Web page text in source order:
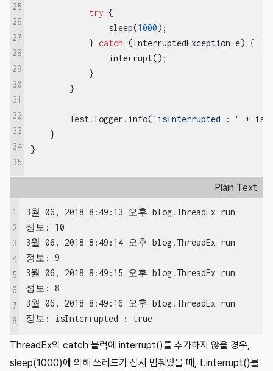
25
26
27
28
29
30
31
32
33
34
35
try {
                sleep(
1000);
            }
catch (InterruptedException e) {
                interrupt();
            }
        }
        Test.logger.info(
"isInterrupted : "
+
    }
}
Plain Text
1
2
3
4
5
6
7
8
3월 06, 2018 8:49:13 오후 blog.ThreadEx run
정보: 10
3월 06, 2018 8:49:14 오후 blog.ThreadEx run
정보: 9
3월 06, 2018 8:49:15 오후 blog.ThreadEx run
정보: 8
3월 06, 2018 8:49:16 오후 blog.ThreadEx run
정보: isInterrupted : true
ThreadEx의 catch 블럭에 interrupt()를 추가하지 않을 경우,
sleep(1000)에 의해 쓰레드가 잠시 멈춰있을 때, t.interrupt()를